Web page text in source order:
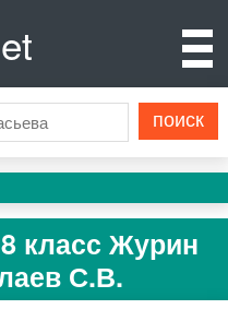
класс Журин
С.В.